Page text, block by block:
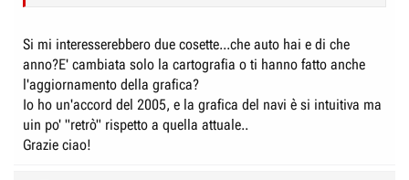
Si mi interesserebbero due cosette...che auto hai e di che
anno?E' cambiata solo la cartografia o ti hanno fatto anche
l'aggiornamento della grafica?
Io ho un'accord del 2005, e la grafica del navi è si intuitiva ma
uin po' "retrò" rispetto a quella attuale..
Grazie ciao!